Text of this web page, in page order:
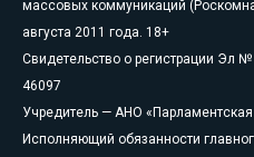
массовых коммуникаций
августа 2011 года. 18+
Свидетельство о регистрации Эл
46097
Учредитель — АНО «Парламентская
Исполняющий обязанности